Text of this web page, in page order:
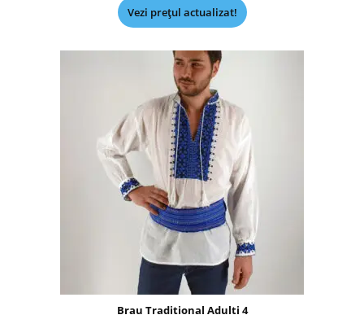
Vezi prețul actualizat!
Brau Traditional Adulti 4